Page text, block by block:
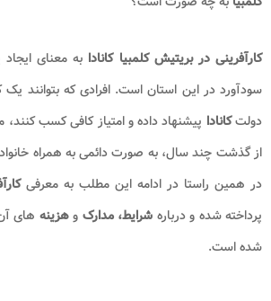
کارآفرینی در بریتیش کلمبیا کانادا به معنای
سودآورد در این استان است. افرادی که بتوانند
دولتکانادا پیشنهاد داده و امتیاز کافی کسب
از گذشت چند سال، به صورت دائمی به همراه
در همین راستا در ادامه این مطلب به معرفی
پرداخته شده و درباره شرایط، مدارک وهزینه های
شده است.